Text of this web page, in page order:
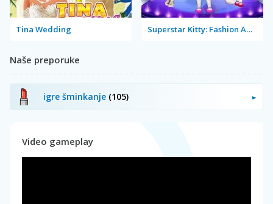
Tina Wedding Superstar Kitty: Fashion Award
Naše preporuke
igre šminkanje (105)
Video gameplay